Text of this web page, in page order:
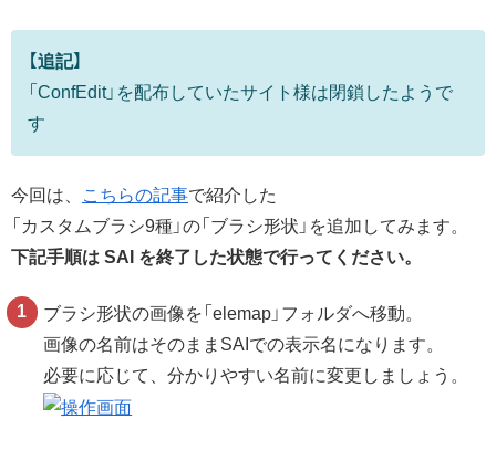
【追記】
「ConfEdit」を配布していたサイト様は閉鎖したようで
す
今回は、 こちらの記事で紹介した
「カスタムブラシ9種」の「ブラシ形状」を追加してみます。
下記手順は SAI を終了した状態で行ってください。
ブラシ形状の画像を「elemap」フォルダへ移動。
画像の名前はそのままSAIでの表示名になります。
必要に応じて、分かりやすい名前に変更しましょう。